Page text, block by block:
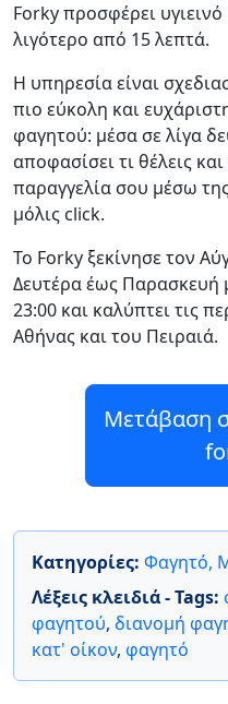
Forky προσφέρει
λιγότερο από 15 λεπτά.
Η υπηρεσία είναι
πιο εύκολη και
φαγητού: μέσα σε λίγα
αποφασίσει τι θέλεις
παραγγελία σου μέσω
μόλις click.
Το Forky ξεκίνησε τον
Δευτέρα έως Παρασκευή
23:00 και καλύπτει τις
Αθήνας και του Πειραιά.
Μετάβαση
Κατηγορίες: Φαγητό,
Λέξεις κλειδιά - Tags:
φαγητού, διανομή
κατ' οίκον, φαγητό